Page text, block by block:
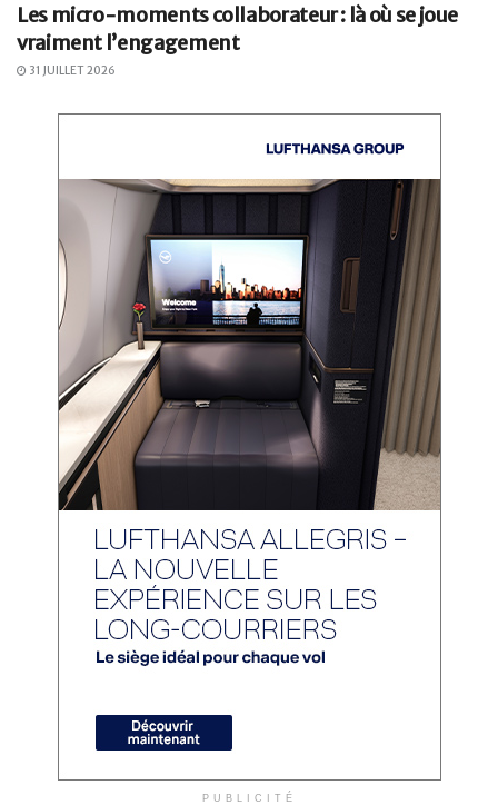
Les micro-moments collaborateur : là où se joue
vraiment l’engagement
31 JUILLET 2026
PUBLICITÉ